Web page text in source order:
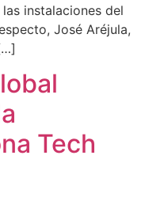
instalaciones del
José Aréjula,
Tech